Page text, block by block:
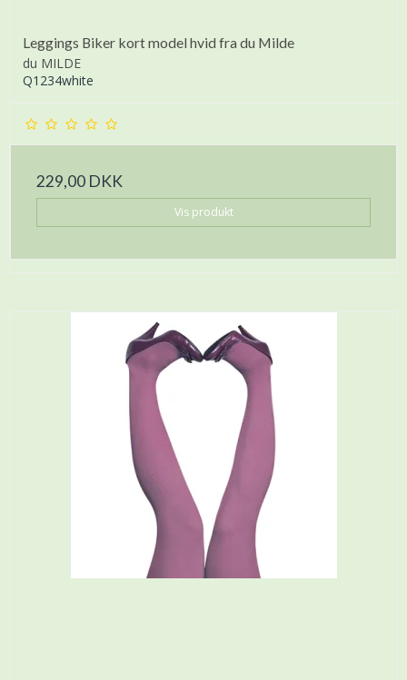
Leggings Biker kort model hvid fra du Milde
du MILDE
Q1234white
229,00 DKK
Vis produkt